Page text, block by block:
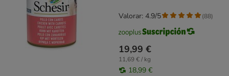
19,99 €
11,69 € / kg
18,99 €
Valorar: 4.9/5 (88)